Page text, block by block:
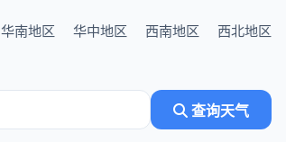
华南地区 华中地区 西南地区 西北地区
查询天气